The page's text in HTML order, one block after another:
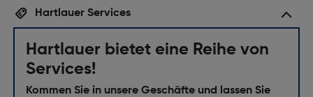
Hartlauer Services
Hartlauer bietet eine Reihe von
Services!
Kommen Sie in unsere Geschäfte und lassen Sie